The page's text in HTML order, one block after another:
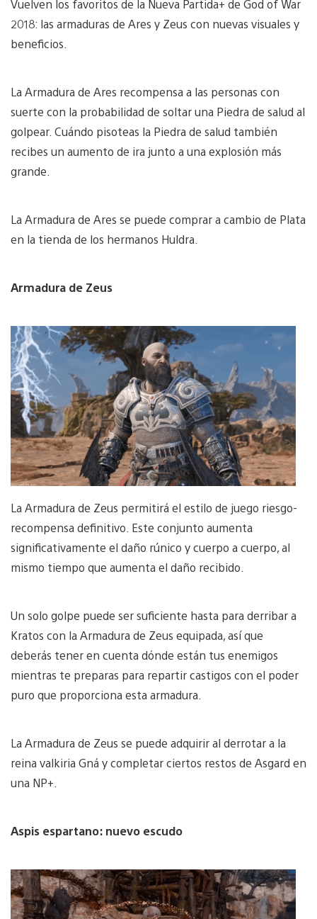
Vuelven los favoritos de la Nueva Partida+ de God of War
2018: las armaduras de Ares y Zeus con nuevas visuales y
beneficios.
La Armadura de Ares recompensa a las personas con
suerte con la probabilidad de soltar una Piedra de salud al
golpear. Cuándo pisoteas la Piedra de salud también
recibes un aumento de ira junto a una explosión más
grande.
La Armadura de Ares se puede comprar a cambio de Plata
en la tienda de los hermanos Huldra.
Armadura de Zeus
La Armadura de Zeus permitirá el estilo de juego riesgo-
recompensa definitivo. Este conjunto aumenta
significativamente el daño rúnico y cuerpo a cuerpo, al
mismo tiempo que aumenta el daño recibido.
Un solo golpe puede ser suficiente hasta para derribar a
Kratos con la Armadura de Zeus equipada, así que
deberás tener en cuenta dónde están tus enemigos
mientras te preparas para repartir castigos con el poder
puro que proporciona esta armadura.
La Armadura de Zeus se puede adquirir al derrotar a la
reina valkiria Gná y completar ciertos restos de Asgard en
una NP+.
Aspis espartano: nuevo escudo